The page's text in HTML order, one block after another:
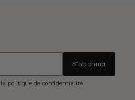
S’abonner
politique de confidentialité